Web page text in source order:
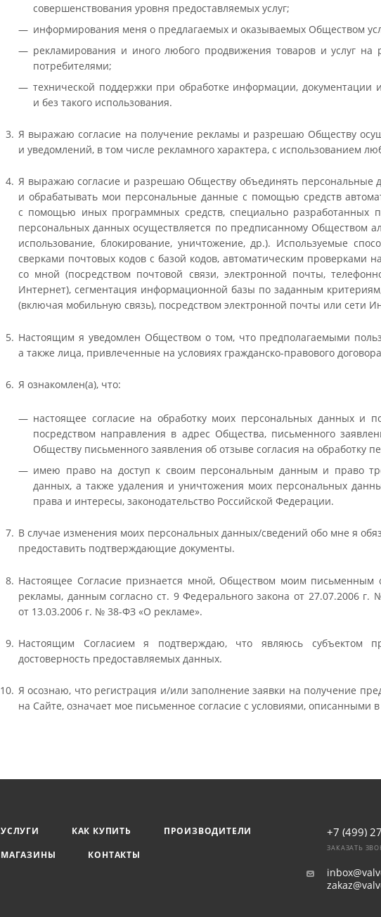
совершенствования уровня предоставляемых услуг;
информирования меня о предлагаемых и оказываемых Обществом
рекламирования и иного любого продвижения товаров и услуг
потребителями;
технической поддержки при обработке информации,
и без такого использования.
Я выражаю согласие на получение рекламы и разрешаю Обществу
и уведомлений, в том числе рекламного характера, с использованием
Я выражаю согласие и разрешаю Обществу объединять
и обрабатывать мои персональные данные с помощью средств
с помощью иных программных средств, специально
персональных данных осуществляется по предписанному Обществом
использование, блокирование, уничтожение, др.). Используемые
сверками почтовых кодов с базой кодов, автоматическим проверками
со мной (посредством почтовой связи, электронной почты,
Интернет), сегментация информационной базы по заданным
(включая мобильную связь), посредством электронной почты или сети
Настоящим я уведомлен Обществом о том, что предполагаемыми
а также лица, привлеченные на условиях гражданско-правового
Я ознакомлен(а), что:
настоящее согласие на обработку моих персональных данных и
посредством направления в адрес Общества, письменного
Обществу письменного заявления об отзыве согласия на обработку
имею право на доступ к своим персональным данным и право
данных, а также удаления и уничтожения моих персональных
права и интересы, законодательство Российской Федерации.
В случае изменения моих персональных данных/сведений обо мне я
предоставить подтверждающие документы.
Настоящее Согласие признается мной, Обществом моим письменным
рекламы, данным согласно ст. 9 Федерального закона от 27.07.2006
от 13.03.2006 г. № 38-ФЗ «О рекламе».
Настоящим Согласием я подтверждаю, что являюсь субъектом
достоверность предоставляемых данных.
Я осознаю, что регистрация и/или заполнение заявки на получение
на Сайте, означает мое письменное согласие с условиями, описанными
УСЛУГИ КАК КУПИТЬ
ПРОИЗВОДИТЕЛИ
МАГАЗИНЫ
КОНТАКТЫ
+7 (499)
ЗАКАЗАТЬ